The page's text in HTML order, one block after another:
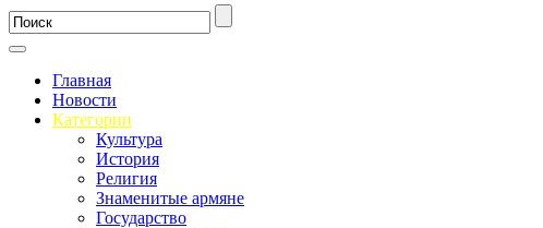
Главная
Новости
Категории
Культура
История
Религия
Знаменитые армяне
Государство